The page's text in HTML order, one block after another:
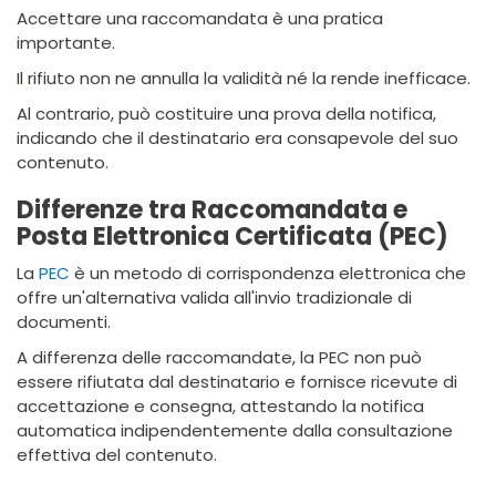
Accettare una raccomandata è una pratica
importante.
Il rifiuto non ne annulla la validità né la rende inefficace.
Al contrario, può costituire una prova della notifica,
indicando che il destinatario era consapevole del suo
contenuto.
Differenze tra Raccomandata e
Posta Elettronica Certificata (PEC)
La PEC è un metodo di corrispondenza elettronica che
offre un'alternativa valida all'invio tradizionale di
documenti.
A differenza delle raccomandate, la PEC non può
essere rifiutata dal destinatario e fornisce ricevute di
accettazione e consegna, attestando la notifica
automatica indipendentemente dalla consultazione
effettiva del contenuto.